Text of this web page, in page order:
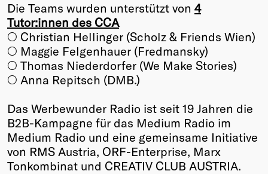
Die Teams wurden unterstützt von 4
Tutor:innen des CCA
○ Christian Hellinger (Scholz & Friends Wien)
○ Maggie Felgenhauer (Fredmansky)
○ Thomas Niederdorfer (We Make Stories)
○ Anna Repitsch (DMB.)
Das Werbewunder Radio ist seit 19 Jahren die
B2B-Kampagne für das Medium Radio im
Medium Radio und eine gemeinsame Initiative
von RMS Austria, ORF-Enterprise, Marx
Tonkombinat und CREATIV CLUB AUSTRIA.